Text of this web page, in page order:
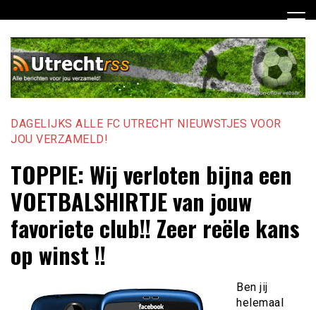
naar
inhoud
DAGELIJKS ALLE FC UTRECHT NIEUWSTJES VOOR
JOU VERZAMELD!
TOPPIE: Wij verloten bijna een
VOETBALSHIRTJE van jouw
favoriete club!! Zeer reële kans
op winst !!
Ben jij
helemaal